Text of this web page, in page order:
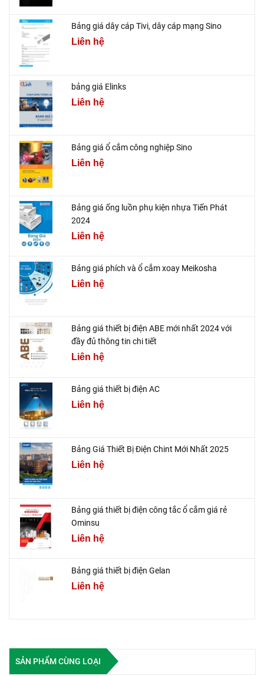
Bảng giá dây cáp Tivi, dây cáp mạng Sino
Liên hệ
bảng giá Elinks
Liên hệ
Bảng giá ổ cắm công nghiệp Sino
Liên hệ
Bảng giá ống luồn phụ kiện nhựa Tiến Phát
2024
Liên hệ
Bảng giá phích và ổ cắm xoay Meikosha
Liên hệ
Bảng giá thiết bị điện ABE mới nhất 2024 với
đầy đủ thông tin chi tiết
Liên hệ
Bảng giá thiết bị điện AC
Liên hệ
Bảng Giá Thiết Bị Điện Chint Mới Nhất 2025
Liên hệ
Bảng giá thiết bị điện công tắc ổ cắm giá rẻ
Ominsu
Liên hệ
Bảng giá thiết bị điện Gelan
Liên hệ
SẢN PHẨM CÙNG LOẠI